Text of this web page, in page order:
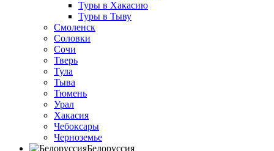
Туры в Хакасию
Туры в Тыву
Смоленск
Соловки
Сочи
Тверь
Тула
Тыва
Тюмень
Урал
Хакасия
Чебоксары
Черноземье
Белоруссия